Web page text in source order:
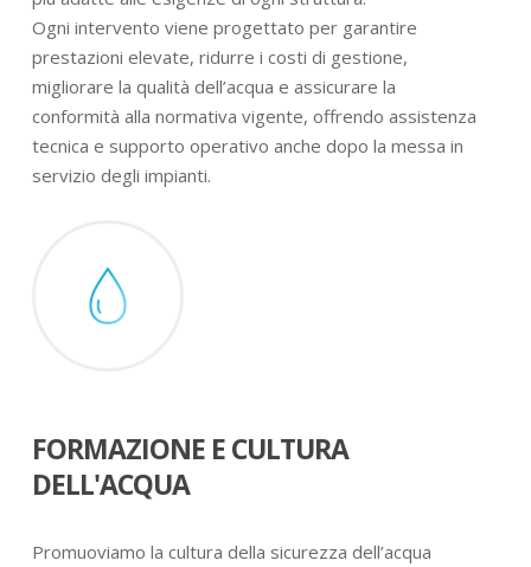
Ogni intervento viene progettato per garantire
prestazioni elevate, ridurre i costi di gestione,
migliorare la qualità dell’acqua e assicurare la
conformità alla normativa vigente, offrendo assistenza
tecnica e supporto operativo anche dopo la messa in
servizio degli impianti.
FORMAZIONE E CULTURA
DELL'ACQUA
Promuoviamo la cultura della sicurezza dell’acqua